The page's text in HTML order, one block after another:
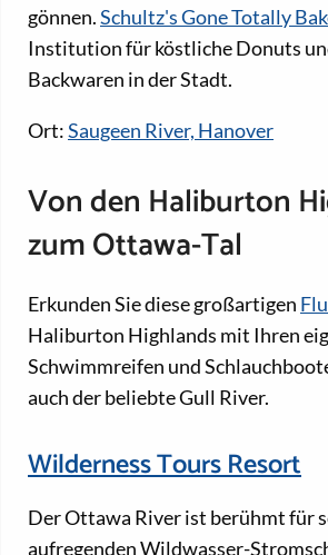
gönnen.Schultz's Gone Totally
Institution für köstliche Donuts
Backwaren in der Stadt.
Ort:Saugeen River, Hanover
Von den Haliburton
zum Ottawa-Tal
Erkunden Sie diese großartigen
Haliburton Highlands mit Ihren
Schwimmreifen und
auch der beliebte Gull River.
Wilderness Tours Resort
Der Ottawa River ist berühmt für
aufregenden Wildwasser-